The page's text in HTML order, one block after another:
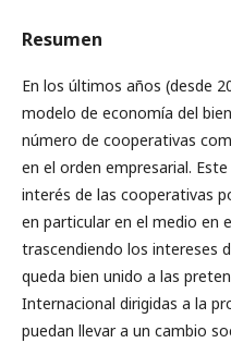
Resumen
En los últimos años (desde
modelo de economía del
número de cooperativas
en el orden empresarial.
interés de las cooperativas
en particular en el medio en
trascendiendo los intereses
queda bien unido a las
Internacional dirigidas a la
puedan llevar a un cambio